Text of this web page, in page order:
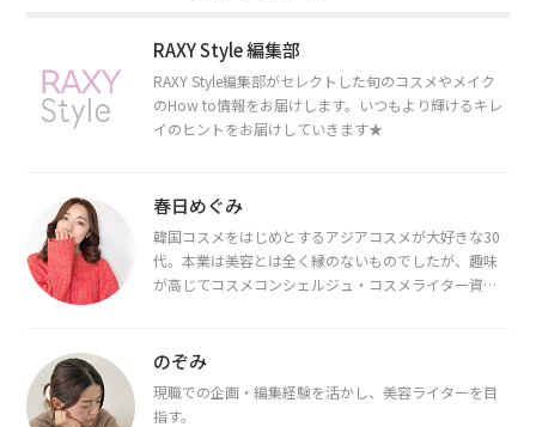
RAXY Style 編集部
RAXY Style編集部がセレクトした旬のコスメやメイク
のHow to情報をお届けします。いつもより輝けるキレ
イのヒントをお届けしていきます★
春日めぐみ
韓国コスメをはじめとするアジアコスメが大好きな30
代。本業は美容とは全く縁のないものでしたが、趣味
が高じてコスメコンシェルジュ・コスメライター資格
断・骨格診断によるイメージコンサルティングも行っ
のぞみ
現職での企画・編集経験を活かし、美容ライターを目
指す。